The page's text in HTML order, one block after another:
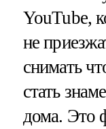
YouTube,
не
снимать
стать
дома. Это